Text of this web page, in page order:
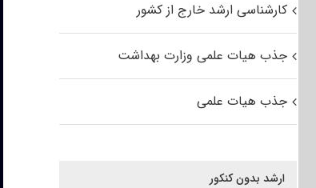
کارشناسی ارشد خارج از کشور
جذب هیات علمی وزارت بهداشت
جذب هیات علمی
ارشد بدون کنکور